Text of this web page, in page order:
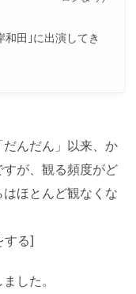
田｣に出演してき
んだん」以来、か
が、観る頻度がど
ほとんど観なくな
する]
した。